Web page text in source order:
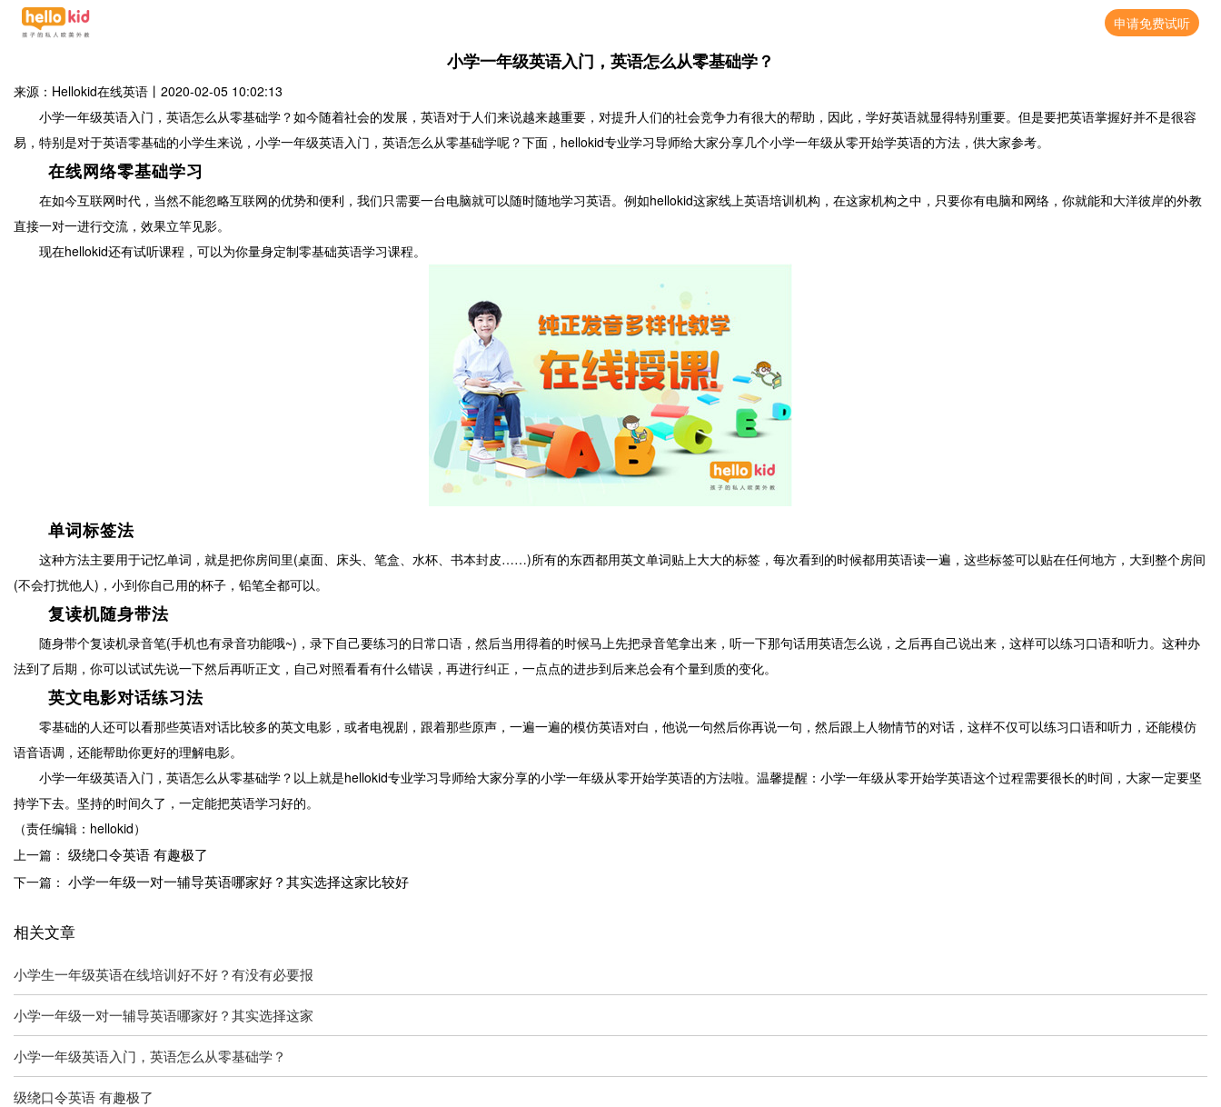
申请免费试听
小学一年级英语入门，英语怎么从零基础学？
来源：Hellokid在线英语 丨 2020-02-05 10:02:13
小学一年级英语入门，英语怎么从零基础学？如今随着社会的发展，英语对于人们来说越来越重要，对提升人们的社会竞争力有很大的帮助，因此，学好英语就显得特别重要。但是要把英语掌握好并不是很容
易，特别是对于英语零基础的小学生来说，小学一年级英语入门，英语怎么从零基础学呢？下面，hellokid专业学习导师给大家分享几个小学一年级从零开始学英语的方法，供大家参考。
在线网络零基础学习
在如今互联网时代，当然不能忽略互联网的优势和便利，我们只需要一台电脑就可以随时随地学习英语。例如hellokid这家线上英语培训机构，在这家机构之中，只要你有电脑和网络，你就能和大洋彼岸的外教
直接一对一进行交流，效果立竿见影。
现在hellokid还有试听课程，可以为你量身定制零基础英语学习课程。
单词标签法
这种方法主要用于记忆单词，就是把你房间里(桌面、床头、笔盒、水杯、书本封皮……)所有的东西都用英文单词贴上大大的标签，每次看到的时候都用英语读一遍，这些标签可以贴在任何地方，大到整个房间
(不会打扰他人)，小到你自己用的杯子，铅笔全都可以。
复读机随身带法
随身带个复读机录音笔(手机也有录音功能哦~)，录下自己要练习的日常口语，然后当用得着的时候马上先把录音笔拿出来，听一下那句话用英语怎么说，之后再自己说出来，这样可以练习口语和听力。这种办
法到了后期，你可以试试先说一下然后再听正文，自己对照看看有什么错误，再进行纠正，一点点的进步到后来总会有个量到质的变化。
英文电影对话练习法
零基础的人还可以看那些英语对话比较多的英文电影，或者电视剧，跟着那些原声，一遍一遍的模仿英语对白，他说一句然后你再说一句，然后跟上人物情节的对话，这样不仅可以练习口语和听力，还能模仿
语音语调，还能帮助你更好的理解电影。
小学一年级英语入门，英语怎么从零基础学？以上就是hellokid专业学习导师给大家分享的小学一年级从零开始学英语的方法啦。温馨提醒：小学一年级从零开始学英语这个过程需要很长的时间，大家一定要坚
持学下去。坚持的时间久了，一定能把英语学习好的。
（责任编辑：hellokid）
上一篇： 级绕口令英语 有趣极了
下一篇： 小学一年级一对一辅导英语哪家好？其实选择这家比较好
相关文章
小学生一年级英语在线培训好不好？有没有必要报
小学一年级一对一辅导英语哪家好？其实选择这家
小学一年级英语入门，英语怎么从零基础学？
级绕口令英语 有趣极了